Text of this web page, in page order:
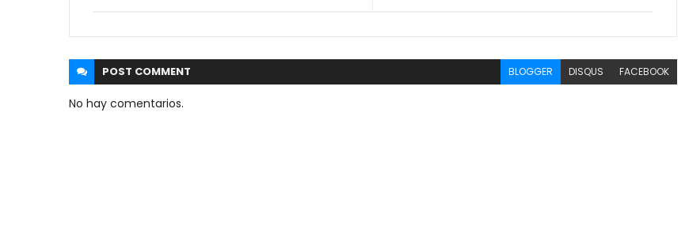
POST COMMENT BLOGGER DISQUS FACEBOOK
No hay comentarios.